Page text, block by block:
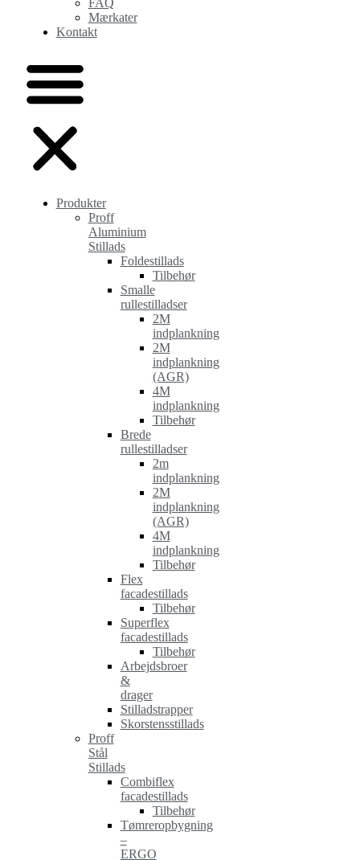
Mærkater
Kontakt
Produkter
Proff
Aluminium
Stillads
Foldestillads
Tilbehør
Smalle
rullestilladser
2M
indplankning
2M
indplankning
(AGR)
4M
indplankning
Tilbehør
Brede
rullestilladser
2m
indplankning
2M
indplankning
(AGR)
4M
indplankning
Tilbehør
Flex
facadestillads
Tilbehør
Superflex
facadestillads
Tilbehør
Arbejdsbroer
&
drager
Stilladstrapper
Skorstensstillads
Proff
Stål
Stillads
Combiflex
facadestillads
Tilbehør
Tømreropbygning
–
ERGO